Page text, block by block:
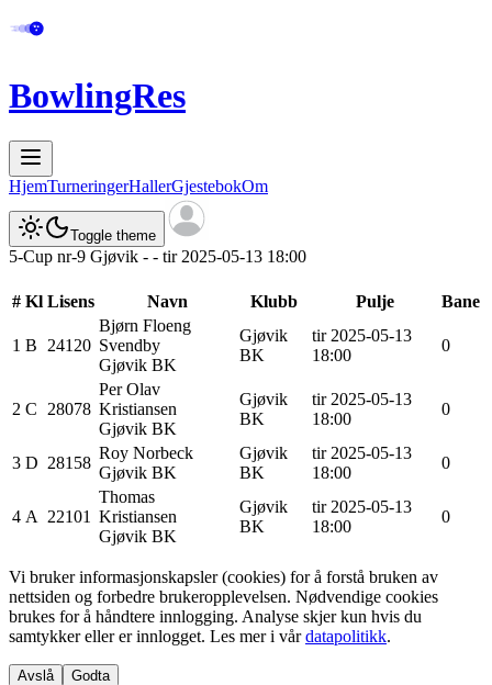
BowlingRes
HjemTurneringerHallerGjestebokOm
Toggle theme
5-Cup nr-9 Gjøvik - - tir 2025-05-13 18:00
# Kl Lisens Navn Klubb Pulje Bane
1 B 24120
Bjørn Floeng
Svendby
Gjøvik BK
Gjøvik
BK
tir 2025-05-13
18:00
0
2 C 28078
Per Olav
Kristiansen
Gjøvik BK
Gjøvik
BK
tir 2025-05-13
18:00
0
3 D 28158
Roy Norbeck
Gjøvik BK
Gjøvik
BK
tir 2025-05-13
18:00
0
4 A 22101
Thomas
Kristiansen
Gjøvik BK
Gjøvik
BK
tir 2025-05-13
18:00
0
Vi bruker informasjonskapsler (cookies) for å forstå bruken av
nettsiden og forbedre brukeropplevelsen. Nødvendige cookies
brukes for å håndtere innlogging. Analyse skjer kun hvis du
samtykker eller er innlogget. Les mer i vår datapolitikk.
Avslå Godta